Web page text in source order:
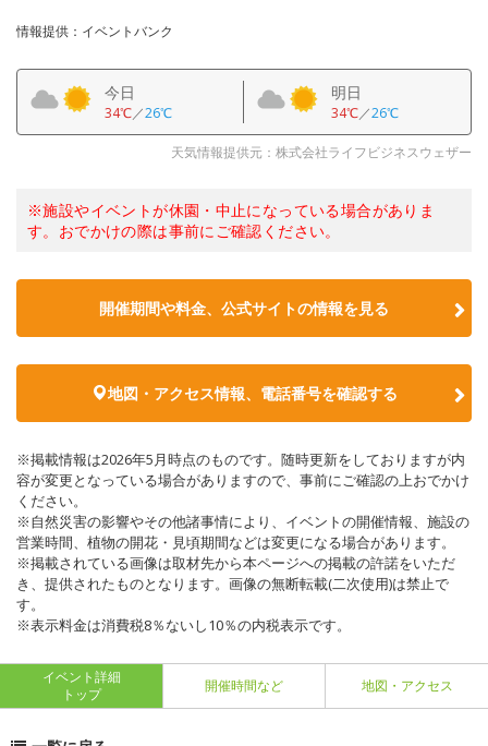
情報提供：イベントバンク
今日
34℃／26℃
明日
34℃／26℃
天気情報提供元：株式会社ライフビジネスウェザー
※施設やイベントが休園・中止になっている場合がありま
す。おでかけの際は事前にご確認ください。
開催期間や料金、公式サイトの情報を見る
地図・アクセス情報、電話番号を確認する
※掲載情報は2026年5月時点のものです。随時更新をしておりますが内
容が変更となっている場合がありますので、事前にご確認の上おでかけ
ください。
※自然災害の影響やその他諸事情により、イベントの開催情報、施設の
営業時間、植物の開花・見頃期間などは変更になる場合があります。
※掲載されている画像は取材先から本ページへの掲載の許諾をいただ
き、提供されたものとなります。画像の無断転載(二次使用)は禁止で
す。
※表示料金は消費税8％ないし10％の内税表示です。
イベント詳細
トップ
開催時間など 地図・アクセス